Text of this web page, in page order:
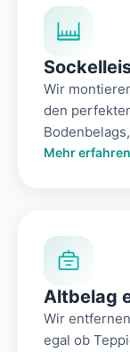
Wir
den
Mehr erfahren
Altbelag
Wir
egal ob